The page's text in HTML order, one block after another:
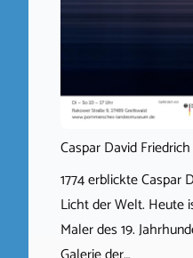
Caspar David
1774 erblickte Caspar
Licht der Welt. Heute
Maler des 19.